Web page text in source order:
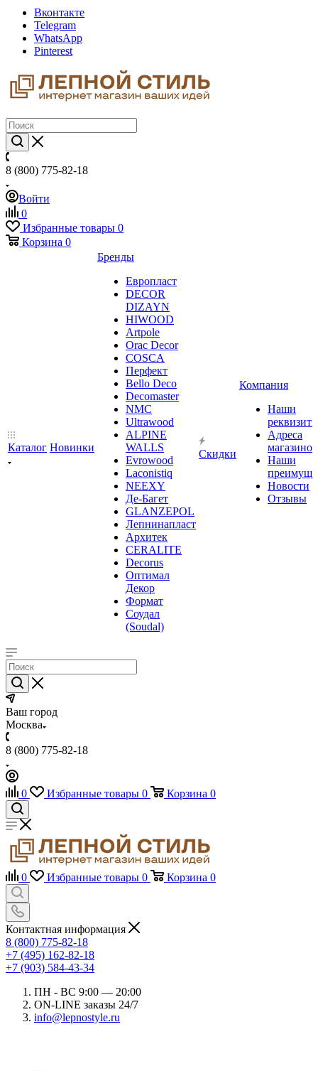
Вконтакте
Telegram
WhatsApp
Pinterest
8 (800) 775-82-18
Войти
0
Избранные товары 0
Корзина 0
Каталог Новинки
Бренды
Европласт
DECOR
DIZAYN
HIWOOD
Artpole
Orac Decor
COSCA
Перфект
Bello Deco
Decomaster
NMС
Ultrawood
ALPINE
WALLS
Evrowood
Laconistiq
NEEXY
Де-Багет
GLANZEPOL
Лепнинапласт
Архитек
CERALITE
Decorus
Оптимал
Декор
Формат
Соудал
(Soudal)
Скидки
Компания
Наши
Адреса
магазинов
Наши
Новости
Отзывы
Ваш город
Москва
8 (800) 775-82-18
0 Избранные товары 0 Корзина 0
0 Избранные товары 0 Корзина 0
Контактная информация
8 (800) 775-82-18
+7 (495) 162-82-18
+7 (903) 584-43-34
ПН - ВС 9:00 — 20:00
ON-LINE заказы 24/7
info@lepnostyle.ru